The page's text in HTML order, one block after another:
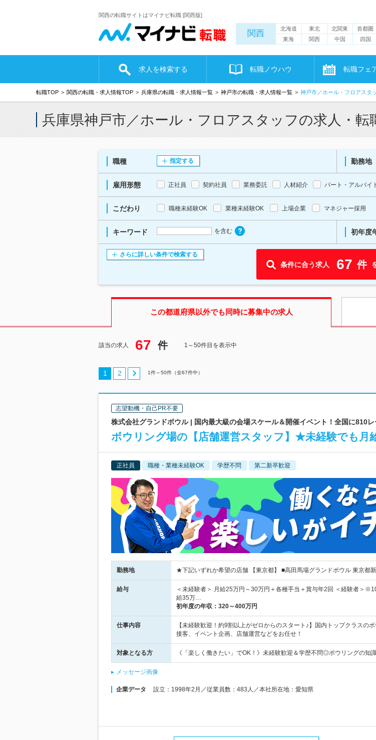
関西の転職サイトはマイナビ転職 [関西版]
関西 北海道 東北 北関東 首都圏
東海
関西 中国 四国
求人を検索する 転職ノウハウ 転職フェ
転職TOP 関西の転職・求人情報TOP 兵庫県の転職・求人情報一覧 神戸市の転職・求人情報一覧 神戸市／ホール・フロアスタ
兵庫県神戸市／ホール・フロアスタッフの求人・転
職種 指定する 勤務地
雇用形態 正社員 契約社員 業務委託 人材紹介 パート・アルバイ
こだわり 職種未経験OK 業種未経験OK 上場企業 マネジャー採用
キーワード を含む 初年度
さらに詳しい条件で検索する
条件に合う求人 67 件
この都道府県以外でも同時に募集中の求人
該当の求人 67 件 1～50件目を表示中
1 2 1件～50件（全67件中）
志望動機・自己PR不要
株式会社グランドボウル | 国内最大級の会場スケール＆開催イベント！全国に810レ
ボウリング場の【店舗運営スタッフ】★未経験でも月
正社員 職種・業種未経験OK 学歴不問 第二新卒歓迎
勤務地 ★下記いずれか希望の店舗 【東京都】 ■高田馬場グランドボウル 東京都
給与
＜未経験者＞ 月給25万円～30万円＋各種手当＋賞与年2回 ＜経験者＞
給35万…
初年度の年収： 320～400万円
仕事内容
【未経験歓迎！約9割以上がゼロからのスタート♪】国内トップクラスのボ
接客、イベント企画、店舗運営などをお任せ！
対象となる方 《「楽しく働きたい」でOK！》未経験歓迎＆学歴不問◎ボウリングの知
メッセージ画像
企業データ 設立：1998年2月／従業員数：483人／本社所在地：愛知県